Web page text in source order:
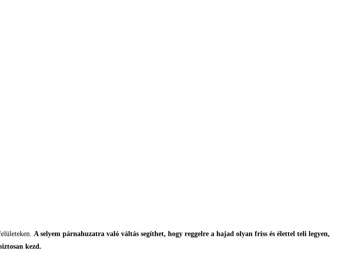
A selyem párnahuzatra való váltás segíthet, hogy reggelre a hajad olyan friss és élettel teli legyen,
kezd.